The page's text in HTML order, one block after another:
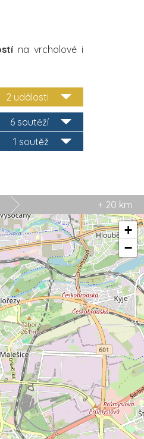
na vrcholové i
2 události
6 soutěží
1 soutěž
+ 20 km
+
−